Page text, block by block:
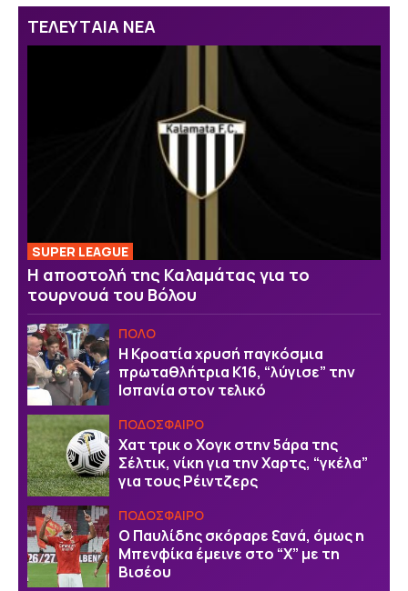
ΤΕΛΕΥΤΑΙΑ ΝΕΑ
SUPER LEAGUE
Η αποστολή της Καλαμάτας για το
τουρνουά του Βόλου
ΠΟΛΟ
Η Κροατία χρυσή παγκόσμια
πρωταθλήτρια Κ16, “λύγισε” την
Ισπανία στον τελικό
ΠΟΔΟΣΦΑΙΡΟ
Χατ τρικ ο Χογκ στην 5άρα της
Σέλτικ, νίκη για την Χαρτς, “γκέλα”
για τους Ρέιντζερς
ΠΟΔΟΣΦΑΙΡΟ
Ο Παυλίδης σκόραρε ξανά, όμως η
Μπενφίκα έμεινε στο “Χ” με τη
Βισέου